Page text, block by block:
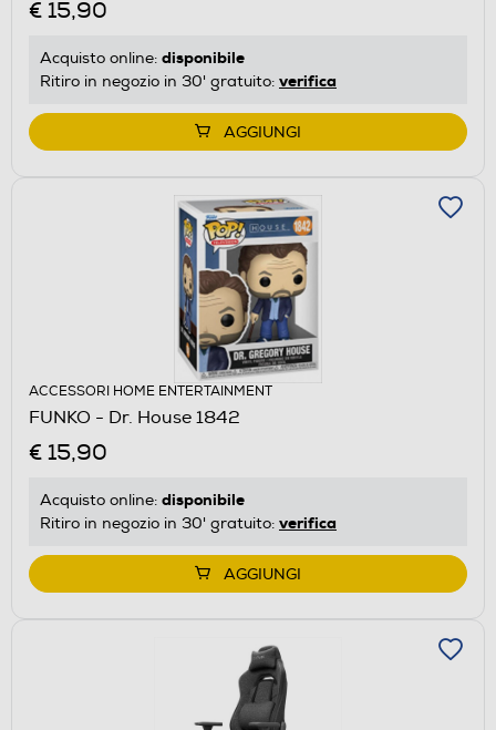
€ 15,90
Acquisto online: disponibile
Ritiro in negozio in 30' gratuito: verifica
AGGIUNGI
ACCESSORI HOME ENTERTAINMENT
FUNKO - Dr. House 1842
€ 15,90
Acquisto online: disponibile
Ritiro in negozio in 30' gratuito: verifica
AGGIUNGI